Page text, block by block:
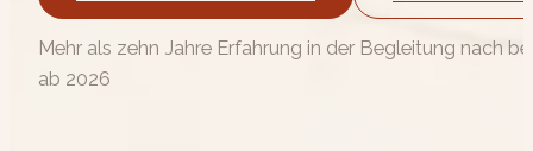
Mehr als zehn Jahre Erfahrung in der Begleitung nach
ab 2026